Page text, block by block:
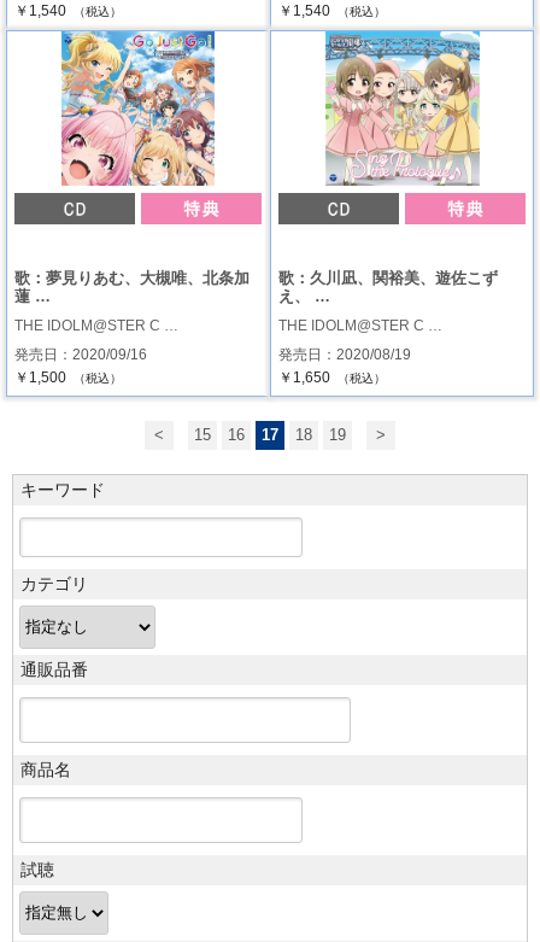
￥1,540
（税込）
￥1,540
（税込）
歌：夢見りあむ、大槻唯、北条加
蓮 …
THE IDOLM@STER C …
発売日：2020/09/16
￥1,500
（税込）
歌：久川凪、関裕美、遊佐こず
え、 …
THE IDOLM@STER C …
発売日：2020/08/19
￥1,650
（税込）
< 15 16 17 18 19 >
キーワード
カテゴリ
通販品番
商品名
試聴